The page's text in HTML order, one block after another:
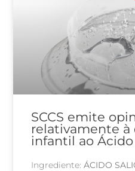
SCCS emite
relativamente à
infantil ao
Ingrediente:ÁCIDO